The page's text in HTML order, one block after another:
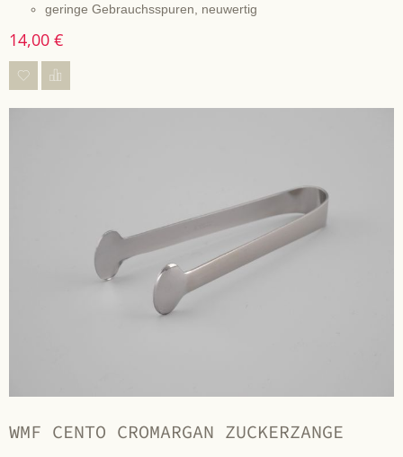
geringe Gebrauchsspuren, neuwertig
14,00 €
WMF CENTO CROMARGAN ZUCKERZANGE